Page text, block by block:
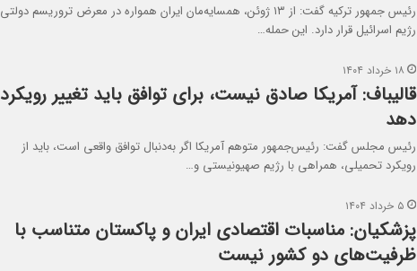
رئیس جمهور ترکیه گفت: از ۱۳ ژوئن، همسایه‌مان ایران همواره در معرض تروریسم دولتی
رژیم اسرائیل قرار دارد. این حمله…
۱۸ خرداد ۱۴۰۴
قالیباف: آمریکا صادق نیست، برای توافق باید تغییر رویکرد
دهد
رئیس مجلس گفت: رئیس‌جمهور متوهم آمریکا اگر به‌دنبال توافق واقعی است، باید از
رویکرد تحمیلی، همراهی با رژیم صهیونیستی و…
۵ خرداد ۱۴۰۴
پزشکیان: مناسبات اقتصادی ایران و پاکستان متناسب با
ظرفیت‌های دو کشور نیست